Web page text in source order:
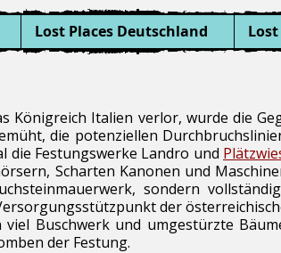
Lost Places Deutschland
Königreich Italien verlor, wurde die
die potenziellen
die Festungswerke Landro und
Scharten Kanonen und
sondern
der
Buschwerk und umgestürzte
der Festung.